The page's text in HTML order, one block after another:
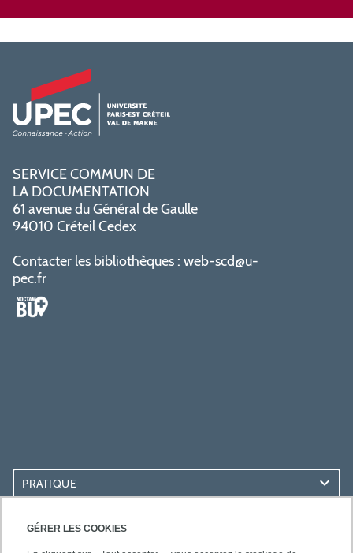
GÉRER LES COOKIES
SERVICE COMMUN DE
LA DOCUMENTATION
61 avenue du Général de Gaulle
94010 Créteil Cedex
Contacter les bibliothèques : web-scd@u-
pec.fr
PRATIQUE
ACCÈS RAPIDES